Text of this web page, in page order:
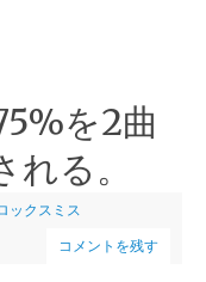
を2曲
る。
ックスミス
コメントを残す